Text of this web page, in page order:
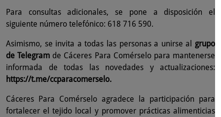
Para consultas adicionales, se pone a disposición el
siguiente número telefónico: 618 716 590.
Asimismo, se invita a todas las personas a unirse al grupo
de Telegram de Cáceres Para Comérselo para mantenerse
informada de todas las novedades y actualizaciones:
https://t.me/ccparacomerselo.
Cáceres Para Comérselo agradece la participación para
fortalecer el tejido local y promover prácticas alimenticias